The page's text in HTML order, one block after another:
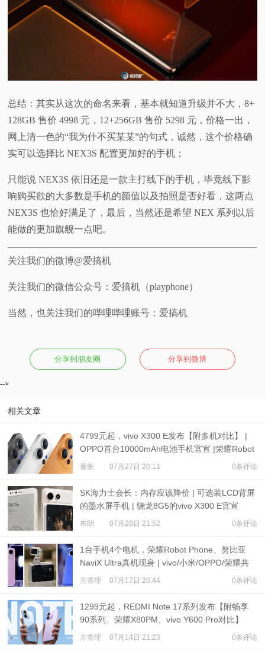
总结：其实从这次的命名来看，基本就知道升级并不大，8+
128GB 售价 4998 元，12+256GB 售价 5298 元，价格一出，
网上清一色的“我为什不买某某”的句式，诚然，这个价格确
实可以选择比 NEX3S 配置更加好的手机；
只能说 NEX3S 依旧还是一款主打线下的手机，毕竟线下影
响购买欲的大多数是手机的颜值以及拍照是否好看，这两点
NEX3S 也恰好满足了，最后，当然还是希望 NEX 系列以后
能做的更加旗舰一点吧。
关注我们的微博@爱搞机
关注我们的微信公众号：爱搞机（playphone）
当然，也关注我们的哔哩哔哩账号：爱搞机
分享到朋友圈 分享到微博
-->
相关文章
4799元起，vivo X300 E发布【附多机对比】 |
OPPO首台10000mAh电池手机官宣 |荣耀Robot
Phone定档
量衡 07月27日 20:11 0条评论
SK海力士会长：内存应该降价 | 可选装LCD背屏
的墨水屏手机 | 骁龙8G5的vivo X300 E官宣
布朗 07月20日 21:52 0条评论
1台手机4个电机，荣耀Robot Phone、努比亚
NaviX Ultra真机现身 | vivo/小米/OPPO/荣耀共
推公平内存机制
方查理 07月17日 20:44 0条评论
1299元起，REDMI Note 17系列发布【附畅享
90系列、荣耀X80PM、vivo Y600 Pro对比】
方查理 07月14日 21:23 0条评论